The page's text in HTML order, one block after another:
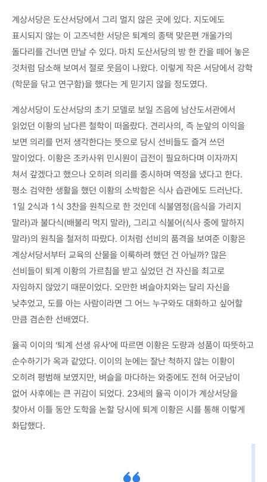
계상서당은 도산서당에서 그리 멀지 않은 곳에 있다. 지도에도
표시되지 않는 이 고즈넉한 서당은 퇴계의 종택 맞은편 개울가의
돌다리를 건너면 만날 수 있다. 마치 도산서당의 방 한 칸을 떼어 놓은
것처럼 담소해 보여서 절로 웃음이 나왔다. 이렇게 작은 서당에서 강학
(학문을 닦고 연구함)을 했다는 게 믿기지 않을 정도였다.
계상서당이 도산서당의 초기 모델로 보일 즈음에 남산도서관에서
읽었던 이황의 남다른 철학이 떠올랐다. 견리사의, 즉 눈앞의 이익을
보면 의리를 먼저 생각한다는 뜻으로 당시 선비들도 즐겨 쓰던
말이었다. 이황은 조카사위 민시원이 급전이 필요하다며 이자까지
쳐서 갚겠다고 했으나 오히려 의리를 중시하며 역정을 냈다고 한다.
평소 검약한 생활을 했던 이황의 소박함은 식사 습관에도 드러난다.
1일 2식과 1식 3찬을 원칙으로 한 것인데 식불염정(음식을 가리지
말라)과 불다식(배불리 먹지 말라), 그리고 식불어(식사 중에 말하지
말라)의 원칙을 철저히 따랐다. 이처럼 선비의 품격을 보여준 이황은
계상서당서부터 교육의 산물을 이룩하려 했던 건 아닐까? 많은
선비들이 퇴계 이황의 가르침을 받고 싶었던 건 자신을 최고로
자임하지 않았기 때문이었다. 오만한 벼슬아치와는 달리 자신을
낮추었고, 도를 아는 사람이라면 그 어느 누구와도 대화하고 싶어할
만큼 겸손한 선배였다.
율곡 이이의 ‘퇴계 선생 유사’에 따르면 이황은 도량과 성품이 따뜻하고
순수하기가 옥과 같았다. 이이의 눈에는 잘난 척하지 않는 이황이
오히려 평범해 보였지만, 벼슬을 마다하는 와중에도 전혀 어긋남이
없어 사후에는 큰 귀감이 되었다. 23세의 율곡 이이가 계상서당을
찾아서 이틀 동안 도학을 논할 당시에 퇴계 이황은 시를 통해 이렇게
화답했다.